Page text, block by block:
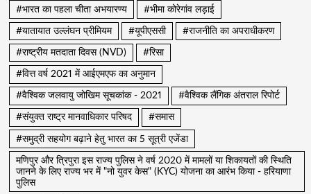
#भारत का पहला चीता अभयारण्य #भीमा कोरेगांव लड़ाई
#यातायात उल्लंघन प्रीमियम #यूपीएससी #राजनीति का अपराधीकरण
#राष्ट्रीय मतदाता दिवस (NVD) #रिसा
#वित्त वर्ष 2021 में आईएमएफ का अनुमान
#वैश्विक जलवायु जोखिम सूचकांक - 2021 #वैश्विक लैंगिक अंतराल रिपोर्ट
#संयुक्त राष्ट्र मानवाधिकार परिषद #समास
#समुद्री सहयोग बढ़ाने हेतु भारत का 5 सूत्री एजेंडा
मणिपुर और त्रिपुरा इस राज्य पुलिस ने वर्ष 2020 में मामलों या शिकायतों की स्थिति
जानने के लिए राज्य भर में "नो युवर केस" (KYC) योजना का आरंभ किया - हरियाणा
पुलिस